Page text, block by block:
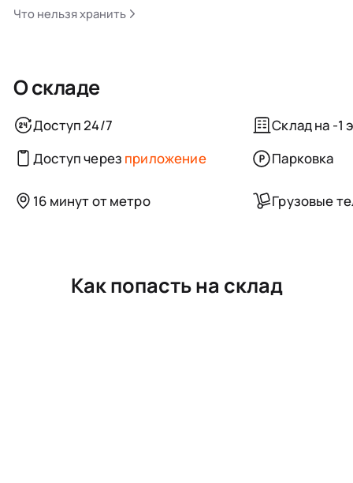
Что нельзя хранить
О складе
Доступ 24/7
Склад на -1
Доступ через приложение Парковка
16 минут от метро Грузовые
Как попасть на склад